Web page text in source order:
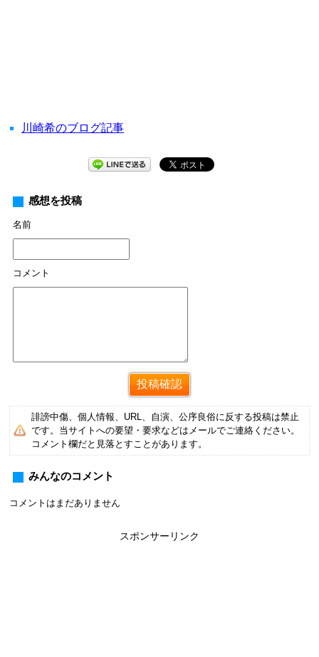
川崎希のブログ記事
感想を投稿
名前
コメント
誹謗中傷、個人情報、URL、自演、公序良俗に反する投稿は禁止
です。当サイトへの要望・要求などはメールでご連絡ください。
コメント欄だと見落とすことがあります。
みんなのコメント
コメントはまだありません
スポンサーリンク